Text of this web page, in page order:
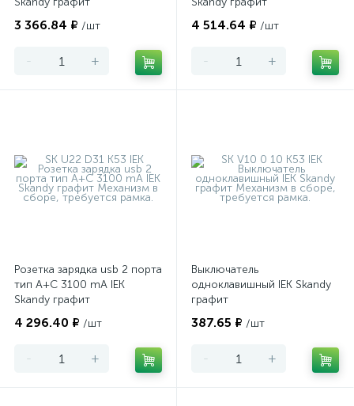
3 366.84 ₽ /шт
- +
4 514.64 ₽ /шт
- +
Розетка зарядка usb 2 порта
тип A+С 3100 mA IEK
Skandy графит
4 296.40 ₽ /шт
- +
Выключатель
одноклавишный IEK Skandy
графит
387.65 ₽ /шт
- +